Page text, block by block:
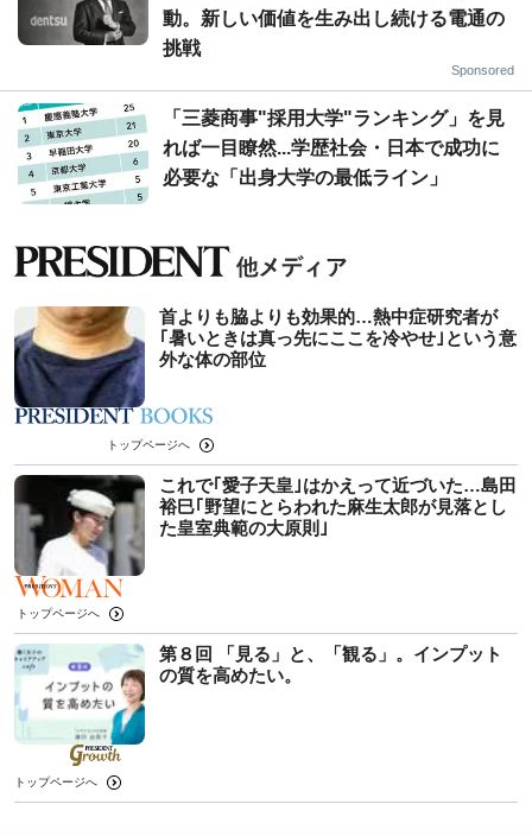
動。新しい価値を生み出し続ける電通の
挑戦
Sponsored
「三菱商事"採用大学"ランキング」を見
れば一目瞭然...学歴社会・日本で成功に
必要な「出身大学の最低ライン」
首よりも脇よりも効果的…熱中症研究者が
｢暑いときは真っ先にここを冷やせ｣という意
外な体の部位
トップページへ
これで｢愛子天皇｣はかえって近づいた…島田
裕巳｢野望にとらわれた麻生太郎が見落とし
た皇室典範の大原則｣
トップページへ
第８回 「見る」と、「観る」。インプット
の質を高めたい。
トップページへ